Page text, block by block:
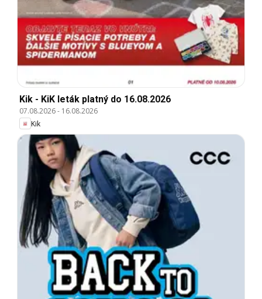
Kik - KiK leták platný do 16.08.2026
07.08.2026- 16.08.2026
Kik